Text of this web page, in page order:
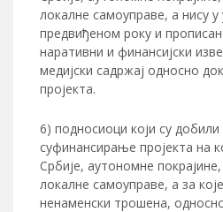
локалне самоуправе, а нису
предвиђеном року и
наративни и финансијски
медијски садржај односно
пројекта.
6) подносиоци који су добили
суфинансирање пројекта на
Србије, аутономне
локалне самоуправе, а за
ненаменски трошена,